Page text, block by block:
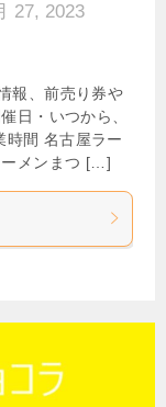
27, 2023
報、前売り券や
日・いつから、
時間 名古屋ラー
ーメンまつ […]